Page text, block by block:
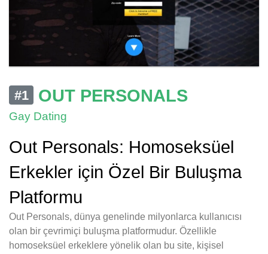
#1 OUT PERSONALS
Gay Dating
Out Personals: Homoseksüel
Erkekler için Özel Bir Buluşma
Platformu
Out Personals, dünya genelinde milyonlarca kullanıcısı
olan bir çevrimiçi buluşma platformudur. Özellikle
homoseksüel erkeklere yönelik olan bu site, kişisel